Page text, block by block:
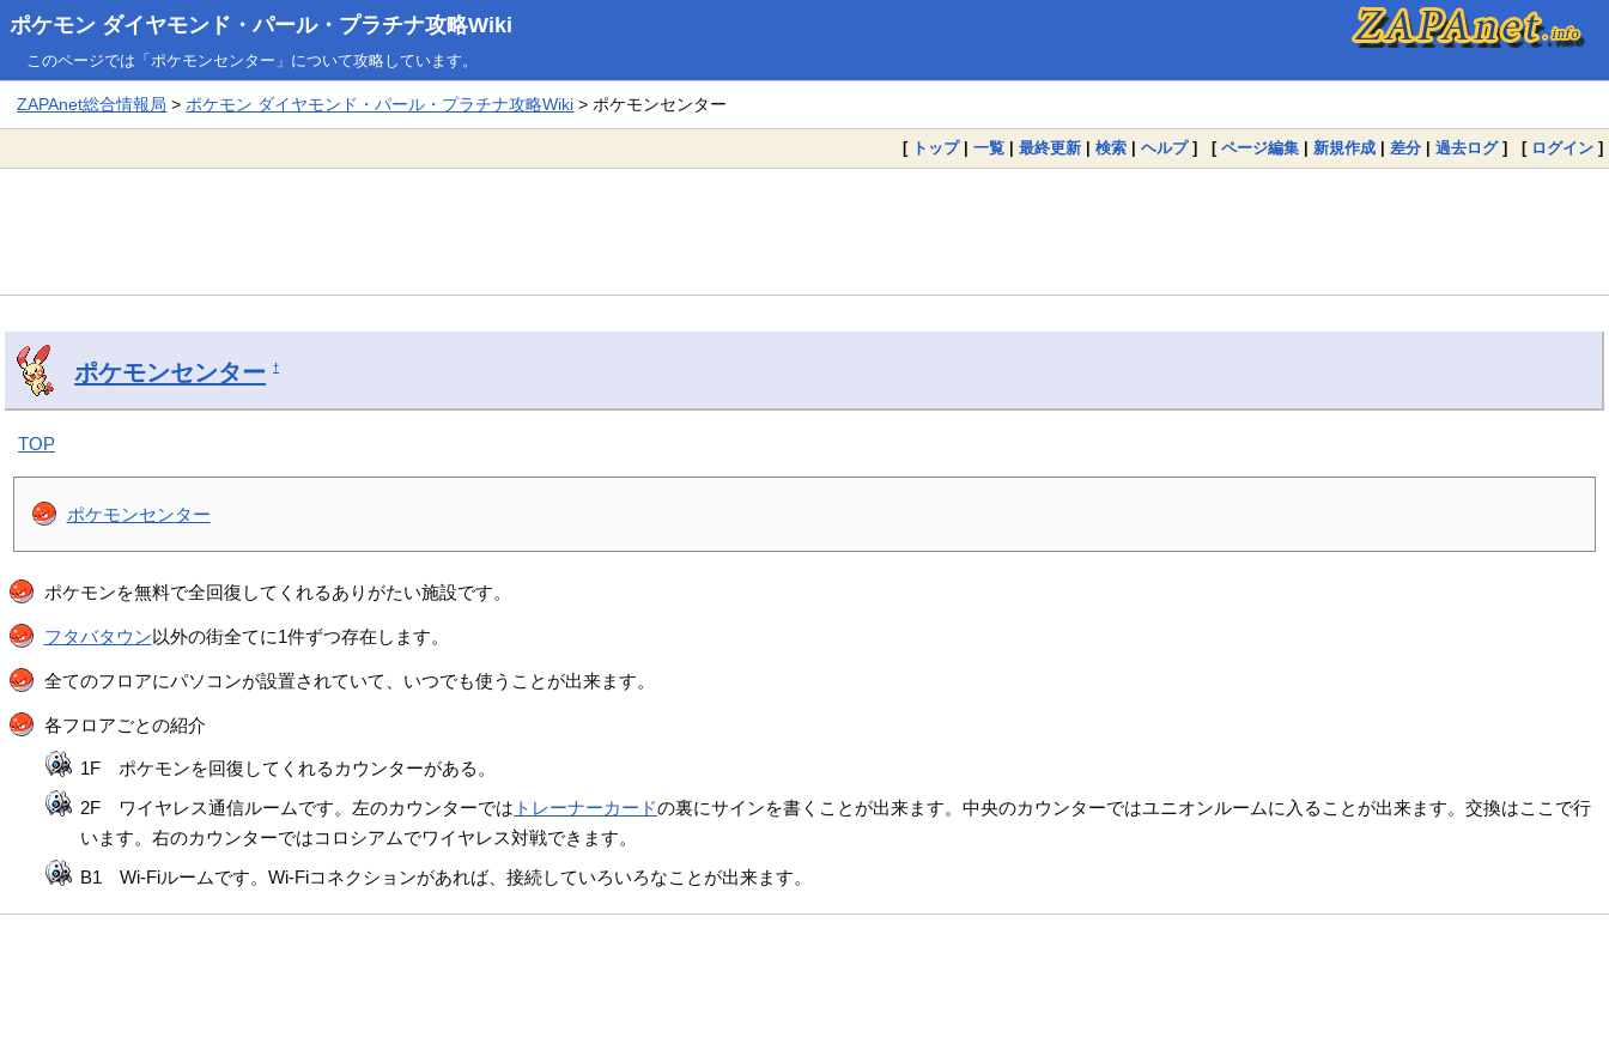
ポケモン ダイヤモンド・パール・プラチナ攻略Wiki
このページでは「ポケモンセンター」について攻略しています。
ZAPAnet総合情報局 >ポケモン ダイヤモンド・パール・プラチナ攻略Wiki > ポケモンセンター
[ トップ| 一覧 | 最終更新 | 検索 | ヘルプ] [ ページ編集 | 新規作成 | 差分 | 過去ログ] [ ログイン ]
ポケモンセンター †
TOP
ポケモンセンター
ポケモンを無料で全回復してくれるありがたい施設です。
フタバタウン以外の街全てに1件ずつ存在します。
全てのフロアにパソコンが設置されていて、いつでも使うことが出来ます。
各フロアごとの紹介
1F ポケモンを回復してくれるカウンターがある。
2F ワイヤレス通信ルームです。左のカウンターでは トレーナーカードの裏にサインを書くことが出来ます。中央のカウンターではユニオンルームに入ることが出来ます。交換はここで行
います。右のカウンターではコロシアムでワイヤレス対戦できます。
B1 Wi-Fiルームです。Wi-Fiコネクションがあれば、接続していろいろなことが出来ます。